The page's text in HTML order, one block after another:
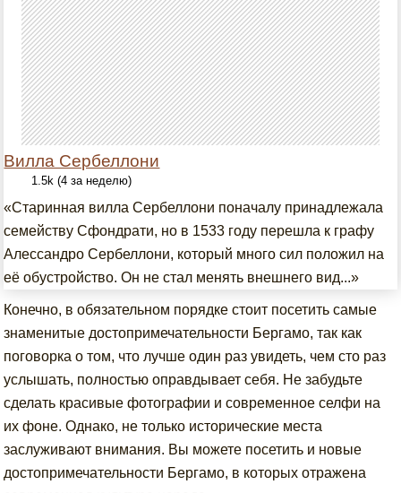
Вилла Сербеллони
1.5k (4 за неделю)
«Старинная вилла Сербеллони поначалу принадлежала
семейству Сфондрати, но в 1533 году перешла к графу
Алессандро Сербеллони, который много сил положил на
её обустройство. Он не стал менять внешнего вид...»
Конечно, в обязательном порядке стоит посетить самые
знаменитые достопримечательности Бергамо, так как
поговорка о том, что лучше один раз увидеть, чем сто раз
услышать, полностью оправдывает себя. Не забудьте
сделать красивые фотографии и современное селфи на
их фоне. Однако, не только исторические места
заслуживают внимания. Вы можете посетить и новые
достопримечательности Бергамо, в которых отражена